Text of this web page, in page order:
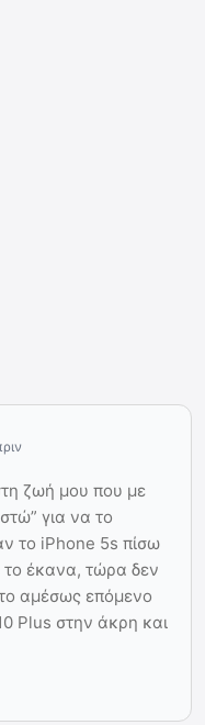
ζωή μου που με
για να το
το iPhone 5s πίσω
έκανα, τώρα δεν
αμέσως επόμενο
Plus στην άκρη και